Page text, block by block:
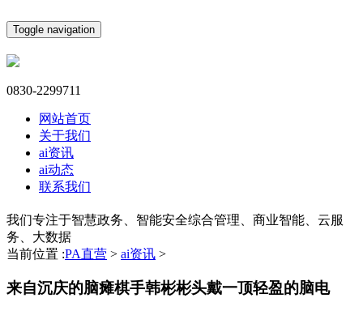
Toggle navigation
0830-2299711
网站首页
关于我们
ai资讯
ai动态
联系我们
我们专注于智慧政务、智能安全综合管理、商业智能、云服
务、大数据
当前位置 :PA直营 > ai资讯 >
来自沉庆的脑瘫棋手韩彬彬头戴一顶轻盈的脑电